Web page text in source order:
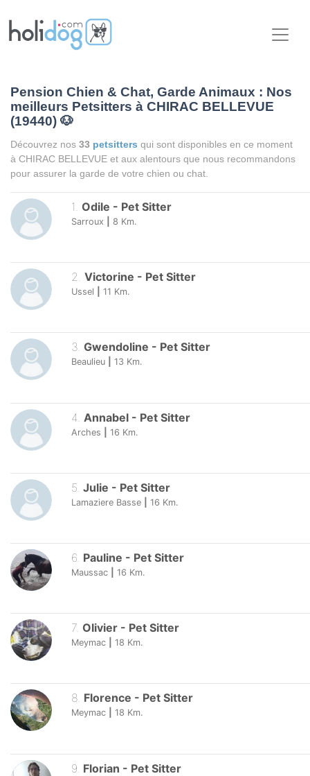
Pension Chien & Chat, Garde Animaux : Nos
meilleurs Petsitters à CHIRAC BELLEVUE
(19440) 🐶
Découvrez nos 33 petsitters qui sont disponibles en ce moment
à CHIRAC BELLEVUE et aux alentours que nous recommandons
pour assurer la garde de votre chien ou chat.
1. Odile - Pet Sitter
Sarroux 8 Km.
2. Victorine - Pet Sitter
Ussel 11 Km.
3. Gwendoline - Pet Sitter
Beaulieu 13 Km.
4 Annabel - Pet Sitter
Arches 16 Km.
5 Julie - Pet Sitter
Lamaziere Basse 16 Km.
6. Pauline - Pet Sitter
Maussac 16 Km.
7. Olivier - Pet Sitter
Meymac 18 Km.
8. Florence - Pet Sitter
Meymac 18 Km.
9 Florian - Pet Sitter